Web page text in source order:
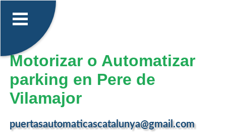
Motorizar o Automatizar
parking en Pere de
Vilamajor
puertasautomaticascatalunya@gmail.com